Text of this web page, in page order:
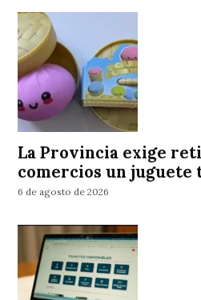
La Provincia exige
comercios un juguete
6 de agosto de 2026